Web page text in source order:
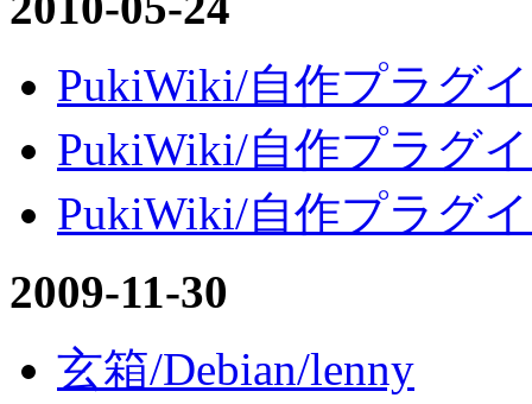
PukiWiki/自作プラグ
PukiWiki/自作プラグ
PukiWiki/自作プラグ
2009-11-30
玄箱/Debian/lenny